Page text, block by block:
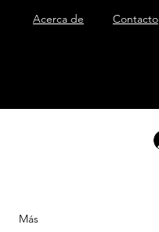
Acerca de Contacto
Más